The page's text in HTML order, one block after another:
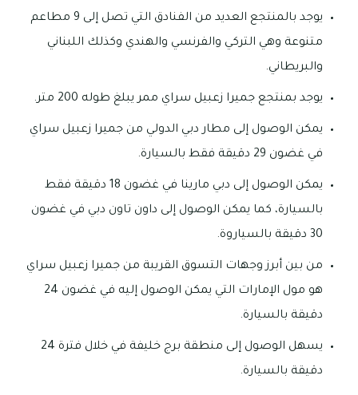
يوجد بالمنتجع العديد من الفنادق التي تصل إلى 9 مطاعم
متنوعة وهي التركي والفرنسي والهندي وكذلك اللبناني
والبريطاني.
يوجد بمنتجع جميرا زعبيل سراي ممر يبلغ طوله 200 متر.
يمكن الوصول إلى مطار دبي الدولي من جميرا زعبيل سراي
في غضون 29 دقيقة فقط بالسيارة.
يمكن الوصول إلى دبي مارينا في غضون 18 دقيقة فقط
بالسيارة، كما يمكن الوصول إلى داون تاون دبي في غضون
30 دقيقة بالسياروة.
من بين أبرز وجهات التسوق القريبة من جميرا زعبيل سراي
هو مول الإمارات التي يمكن الوصول إليه في غضون 24
دقيقة بالسيارة.
يسهل الوصول إلى منطقة برج خليفة في خلال فترة 24
دقيقة بالسيارة.